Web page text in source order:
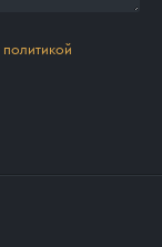
политикой